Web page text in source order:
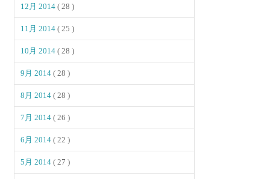
12月 2014( 28 )
11月 2014( 25 )
10月 2014( 28 )
9月 2014( 28 )
8月 2014( 28 )
7月 2014( 26 )
6月 2014( 22 )
5月 2014( 27 )